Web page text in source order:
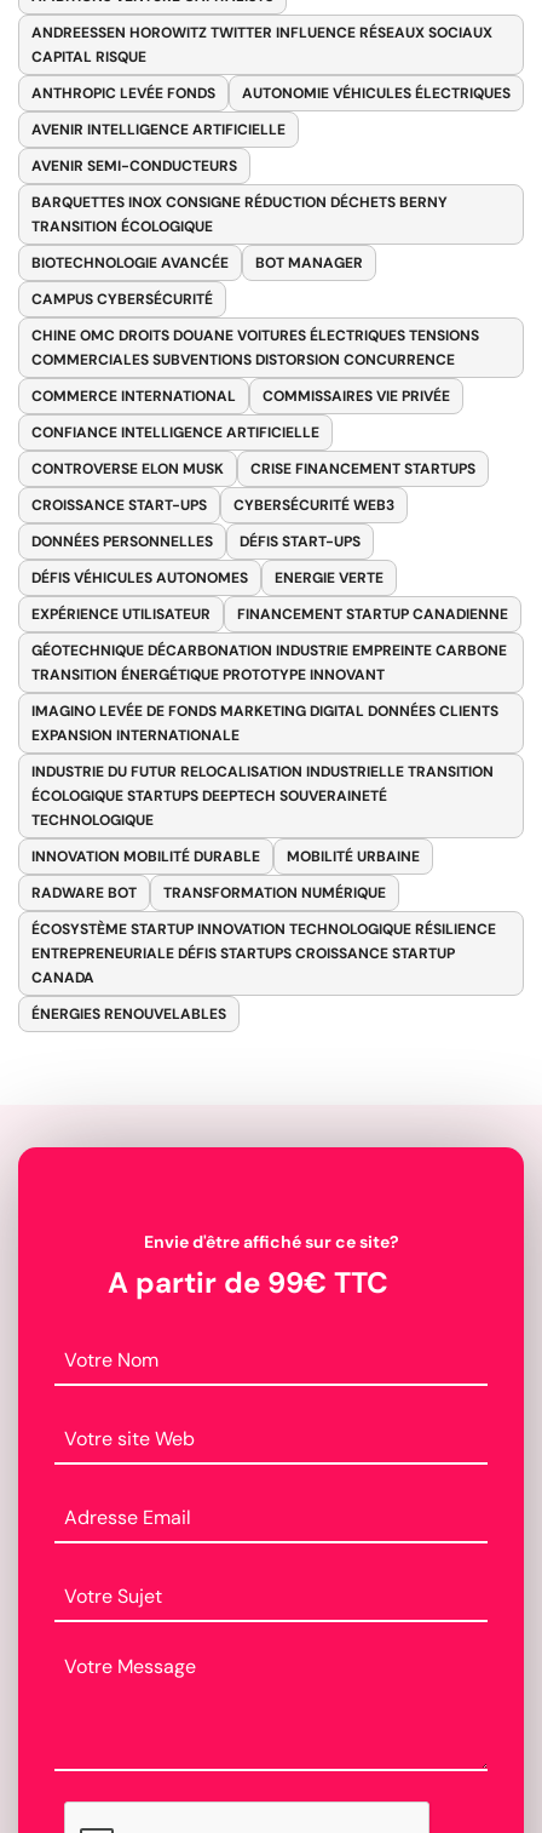
ANDREESSEN HOROWITZ TWITTER INFLUENCE RÉSEAUX SOCIAUX
CAPITAL RISQUE
ANTHROPIC LEVÉE FONDS
AUTONOMIE VÉHICULES ÉLECTRIQUES
AVENIR INTELLIGENCE ARTIFICIELLE
AVENIR SEMI-CONDUCTEURS
BARQUETTES INOX CONSIGNE RÉDUCTION DÉCHETS BERNY
TRANSITION ÉCOLOGIQUE
BIOTECHNOLOGIE AVANCÉE
BOT MANAGER
CAMPUS CYBERSÉCURITÉ
CHINE OMC DROITS DOUANE VOITURES ÉLECTRIQUES TENSIONS
COMMERCIALES SUBVENTIONS DISTORSION CONCURRENCE
COMMERCE INTERNATIONAL
COMMISSAIRES VIE PRIVÉE
CONFIANCE INTELLIGENCE ARTIFICIELLE
CONTROVERSE ELON MUSK
CRISE FINANCEMENT STARTUPS
CROISSANCE START-UPS
CYBERSÉCURITÉ WEB3
DONNÉES PERSONNELLES
DÉFIS START-UPS
DÉFIS VÉHICULES AUTONOMES
ENERGIE VERTE
EXPÉRIENCE UTILISATEUR
FINANCEMENT STARTUP CANADIENNE
GÉOTECHNIQUE DÉCARBONATION INDUSTRIE EMPREINTE CARBONE
TRANSITION ÉNERGÉTIQUE PROTOTYPE INNOVANT
IMAGINO LEVÉE DE FONDS MARKETING DIGITAL DONNÉES CLIENTS
EXPANSION INTERNATIONALE
INDUSTRIE DU FUTUR RELOCALISATION INDUSTRIELLE TRANSITION
ÉCOLOGIQUE STARTUPS DEEPTECH SOUVERAINETÉ
TECHNOLOGIQUE
INNOVATION MOBILITÉ DURABLE
MOBILITÉ URBAINE
RADWARE BOT
TRANSFORMATION NUMÉRIQUE
ÉCOSYSTÈME STARTUP INNOVATION TECHNOLOGIQUE RÉSILIENCE
ENTREPRENEURIALE DÉFIS STARTUPS CROISSANCE STARTUP
CANADA
ÉNERGIES RENOUVELABLES
Envie d'être affiché sur ce site?
A partir de 99€ TTC